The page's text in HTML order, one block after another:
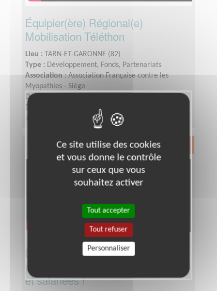
Équipier(ère) Régional(e)
Mobilisation Téléthon
Lieu :
TARN-ET-GARONNE (82)
Type : Développement, Fonds, Partenariats
Association :Association Française contre les
Myopathies - Siège
Date :
Disponibilité demandée :
selon votre disponibilité
Exclusion & Pauvreté
Devenez la/le correspondant·e
privilégié·e des équipes bénévoles
et salariées !
Ce site utilise des cookies
et vous donne le contrôle
sur ceux que vous
souhaitez activer
Tout accepter
Tout refuser
Personnaliser